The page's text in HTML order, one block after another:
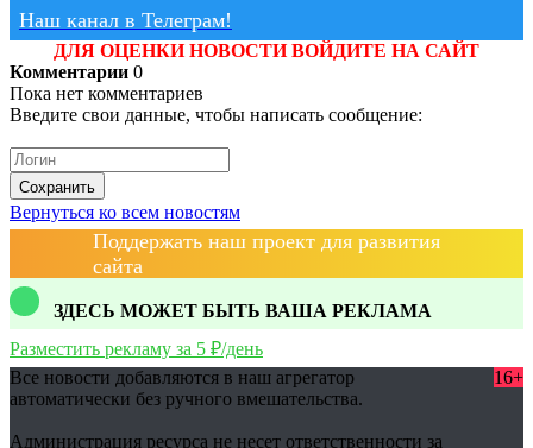
Наш канал в Телеграм!
ДЛЯ ОЦЕНКИ НОВОСТИ ВОЙДИТЕ НА САЙТ
Комментарии 0
Пока нет комментариев
Введите свои данные, чтобы написать сообщение:
Сохранить
Вернуться ко всем новостям
Поддержать наш проект для развития
сайта
ЗДЕСЬ МОЖЕТ БЫТЬ ВАША РЕКЛАМА
Разместить рекламу за 5 ₽/день
Все новости добавляются в наш агрегатор
автоматически без ручного вмешательства.
16+
Администрация ресурса не несет ответственности за